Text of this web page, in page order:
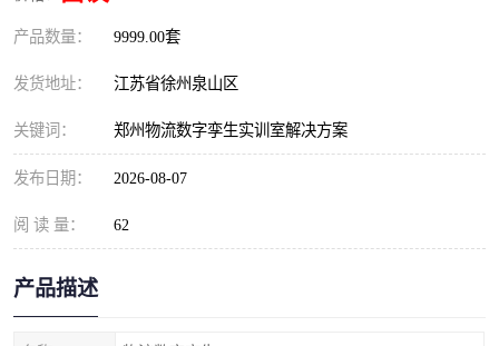
产品数量： 9999.00套
发货地址： 江苏省徐州泉山区
关键词： 郑州物流数字孪生实训室解决方案
发布日期： 2026-08-07
阅 读 量： 62
产品描述